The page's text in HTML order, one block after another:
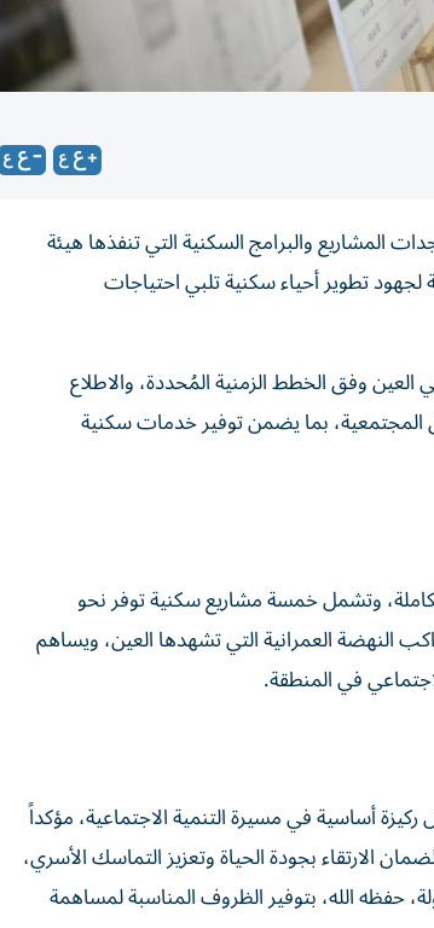
المشاريع والبرامج السكنية التي تنفذها هيئة
تطوير أحياء سكنية تلبي احتياجات
وفق الخطط الزمنية المُحددة، والاطلاع
المجتمعية، بما يضمن توفير خدمات سكنية
وتشمل خمسة مشاريع سكنية توفر نحو
النهضة العمرانية التي تشهدها العين، ويساهم
في المنطقة.
أساسية في مسيرة التنمية الاجتماعية، مؤكداً
الارتقاء بجودة الحياة وتعزيز التماسك الأسري،
حفظه الله، بتوفير الظروف المناسبة لمساهمة